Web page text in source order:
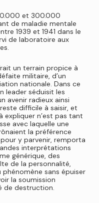
et 300.000
de maladie mentale
1939 et 1941 dans le
de laboratoire aux
un terrain propice à
militaire, d’un
nationale. Dans ce
leader séduisit les
avenir radieux ainsi
difficile à saisir, et
expliquer n’est pas tant
avec laquelle une
la préférence
y parvenir, remporta
interprétations
générique, des
de la personnalité,
sans épuiser
la soumission
de destruction.